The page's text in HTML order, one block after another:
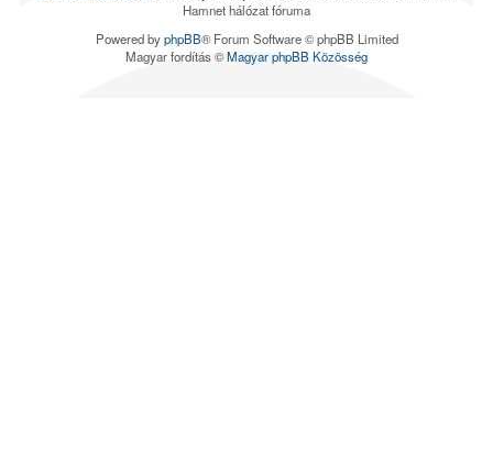
Hamnet hálózat fóruma
Powered byphpBB® Forum Software © phpBB Limited
Magyar fordítás ©Magyar phpBB Közösség